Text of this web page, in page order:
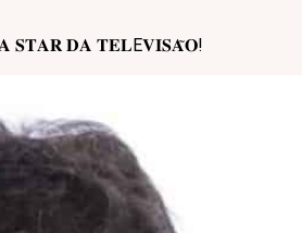
𝐒𝐓𝐀𝐑 𝐃𝐀 𝐓𝐄𝐋E𝐕𝐈𝐒𝐀̃𝐎!